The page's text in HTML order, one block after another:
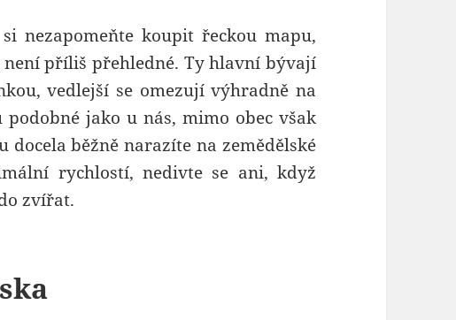
nezapomeňte koupit řeckou mapu,
příliš přehledné. Ty hlavní bývají
vedlejší se omezují výhradně na
jako u nás, mimo obec však
docela běžně narazíte na zemědělské
rychlostí, nedivte se ani, když
zvířat.